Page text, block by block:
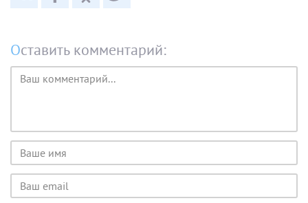
Оставить комментарий:
Текст
комментария
Имя
пользователя
Email
пользователя